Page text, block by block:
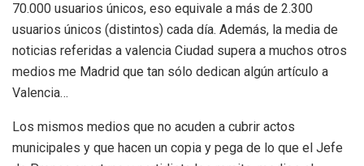
70.000 usuarios únicos, eso equivale a más de 2.300
usuarios únicos (distintos) cada día. Además, la media de
noticias referidas a valencia Ciudad supera a muchos otros
medios me Madrid que tan sólo dedican algún artículo a
Valencia…
Los mismos medios que no acuden a cubrir actos
municipales y que hacen un copia y pega de lo que el Jefe